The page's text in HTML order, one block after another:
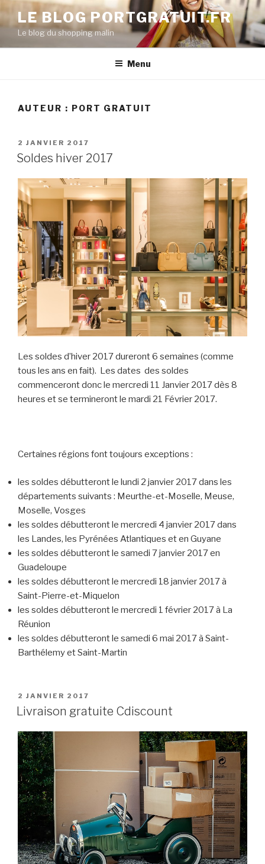
au
contenu
principal
LE BLOG PORTGRATUIT.FR
Le blog du shopping malin
Menu
AUTEUR : PORT GRATUIT
PUBLIÉ
LE
2 JANVIER 2017
Soldes hiver 2017
Les soldes d’hiver 2017 dureront 6 semaines (comme
tous les ans en fait). Les dates des soldes
commenceront donc le mercredi 11 Janvier 2017 dès 8
heures et se termineront le mardi 21 Février 2017.
Certaines régions font toujours exceptions :
les soldes débutteront le lundi 2 janvier 2017 dans les
départements suivants : Meurthe-et-Moselle, Meuse,
Moselle, Vosges
les soldes débutteront le mercredi 4 janvier 2017 dans
les Landes, les Pyrénées Atlantiques et en Guyane
les soldes débutteront le samedi 7 janvier 2017 en
Guadeloupe
les soldes débutteront le mercredi 18 janvier 2017 à
Saint-Pierre-et-Miquelon
les soldes débutteront le mercredi 1 février 2017 à La
Réunion
les soldes débutteront le samedi 6 mai 2017 à Saint-
Barthélemy et Saint-Martin
PUBLIÉ
LE
2 JANVIER 2017
Livraison gratuite Cdiscount